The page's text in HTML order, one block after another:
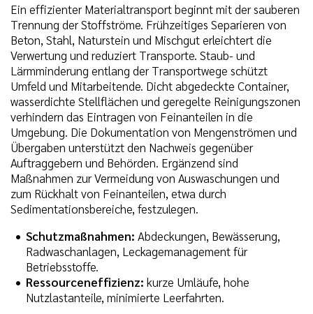
Ein effizienter Materialtransport beginnt mit der sauberen
Trennung der Stoffströme. Frühzeitiges Separieren von
Beton, Stahl, Naturstein und Mischgut erleichtert die
Verwertung und reduziert Transporte. Staub- und
Lärmminderung entlang der Transportwege schützt
Umfeld und Mitarbeitende. Dicht abgedeckte Container,
wasserdichte Stellflächen und geregelte Reinigungszonen
verhindern das Eintragen von Feinanteilen in die
Umgebung. Die Dokumentation von Mengenströmen und
Übergaben unterstützt den Nachweis gegenüber
Auftraggebern und Behörden. Ergänzend sind
Maßnahmen zur Vermeidung von Auswaschungen und
zum Rückhalt von Feinanteilen, etwa durch
Sedimentationsbereiche, festzulegen.
Schutzmaßnahmen: Abdeckungen, Bewässerung,
Radwaschanlagen, Leckagemanagement für
Betriebsstoffe.
Ressourceneffizienz: kurze Umläufe, hohe
Nutzlastanteile, minimierte Leerfahrten.